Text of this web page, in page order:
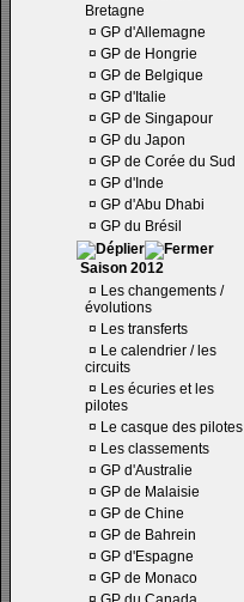
Bretagne
¤ GP d'Allemagne
¤ GP de Hongrie
¤ GP de Belgique
¤ GP d'Italie
¤ GP de Singapour
¤ GP du Japon
¤ GP de Corée du Sud
¤ GP d'Inde
¤ GP d'Abu Dhabi
¤ GP du Brésil
Saison 2012
¤ Les changements /
évolutions
¤ Les transferts
¤ Le calendrier / les
circuits
¤ Les écuries et les
pilotes
¤ Le casque des pilotes
¤ Les classements
¤ GP d'Australie
¤ GP de Malaisie
¤ GP de Chine
¤ GP de Bahrein
¤ GP d'Espagne
¤ GP de Monaco